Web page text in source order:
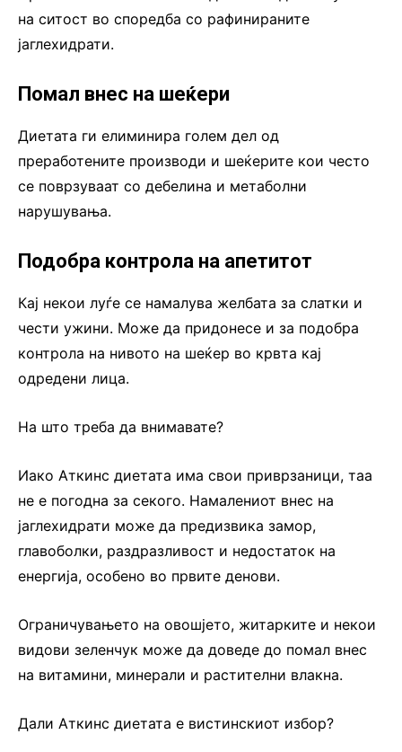
на ситост во споредба со рафинираните
јаглехидрати.
Помал внес на шеќери
Диетата ги елиминира голем дел од
преработените производи и шеќерите кои често
се поврзуваат со дебелина и метаболни
нарушувања.
Подобра контрола на апетитот
Кај некои луѓе се намалува желбата за слатки и
чести ужини. Може да придонесе и за подобра
контрола на нивото на шеќер во крвта кај
одредени лица.
На што треба да внимавате?
Иако Аткинс диетата има свои приврзаници, таа
не е погодна за секого. Намалениот внес на
јаглехидрати може да предизвика замор,
главоболки, раздразливост и недостаток на
енергија, особено во првите денови.
Ограничувањето на овошјето, житарките и некои
видови зеленчук може да доведе до помал внес
на витамини, минерали и растителни влакна.
Дали Аткинс диетата е вистинскиот избор?